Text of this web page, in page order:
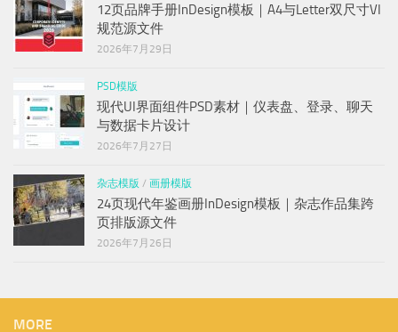
12页品牌手册InDesign模板｜A4与Letter双尺寸VI
规范源文件
2026年7月29日
PSD模版
现代UI界面组件PSD素材｜仪表盘、登录、聊天
与数据卡片设计
2026年7月27日
杂志模版 / 画册模版
24页现代年鉴画册InDesign模板｜杂志作品集跨
页排版源文件
2026年7月26日
MORE